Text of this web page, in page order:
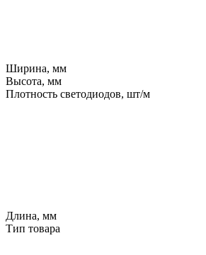
Ширина, мм
Высота, мм
Плотность светодиодов, шт/м
Длина, мм
Тип товара